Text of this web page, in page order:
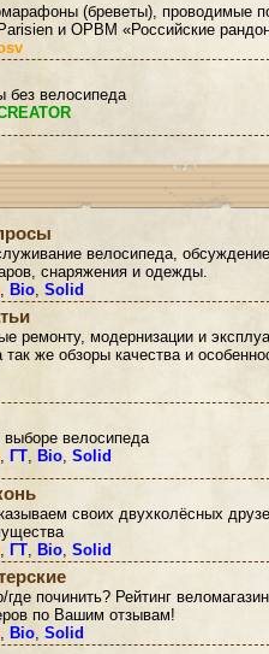
(бреветы), проводимые
и ОРВМ «Российские
без велосипеда
велосипеда, обсуждение
снаряжения и одежды.
, Bio, Solid
ремонту, модернизации и
же обзоры качества и
велосипеда
, ГТ, Bio, Solid
своих двухколёсных
, ГТ, Bio, Solid
где починить? Рейтинг
по Вашим отзывам!
, Bio, Solid